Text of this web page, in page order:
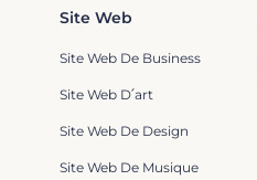
Site Web
Site Web De Business
Site Web D՛art
Site Web De Design
Site Web De Musique